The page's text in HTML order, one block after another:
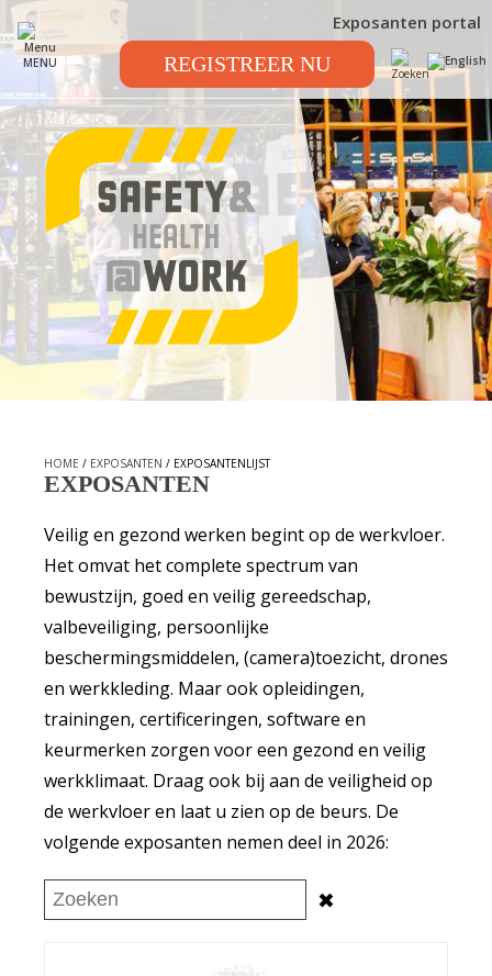
MENU
Exposanten portal
REGISTREER NU
HOME / EXPOSANTEN / EXPOSANTENLIJST
EXPOSANTEN
Veilig en gezond werken begint op de werkvloer.
Het omvat het complete spectrum van
bewustzijn, goed en veilig gereedschap,
valbeveiliging, persoonlijke
beschermingsmiddelen, (camera)toezicht, drones
en werkkleding. Maar ook opleidingen,
trainingen, certificeringen, software en
keurmerken zorgen voor een gezond en veilig
werkklimaat. Draag ook bij aan de veiligheid op
de werkvloer en laat u zien op de beurs. De
volgende exposanten nemen deel in 2026:
✖